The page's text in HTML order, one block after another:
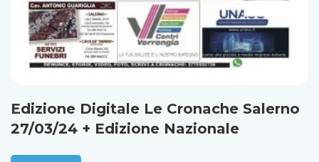
Edizione Digitale Le Cronache Salerno
27/03/24 + Edizione Nazionale